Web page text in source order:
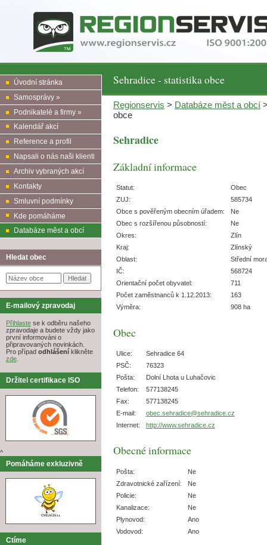
Sehradice - statistika obce
Úvodní stránka
Samosprávy »
Podnikatelé a firmy »
Kalendář akcí
Reference a profil
Napsali o nás naši klienti
Archiv vybraných akcí
Kontakty
Smluvní podmínky
Kde pomáháme
Databáze měst a obcí
Hledat obec
E-mailový zpravodaj
Přihlaste se k odběru našeho
zpravodaje a budete vždy jako
první informováni o
připravovaných novinkách.
Pro případ odhlášení klikněte
zde.
Držitel certifikace ISO
^
Pomáháme exkluzivně
Ctíme
Regionservis > Databáze měst a obcí
obce
Sehradice
Základní informace
Statut:
Obec
ZUJ:
585734
Obce s pověřeným obecním úřadem:
Ne
Obec s rozšířenou působností:
Ne
Okres:
Zlín
Kraj:
Zlínský
Oblast:
Střední
IČ:
568724
Orientační počet obyvatel:
711
Počet zaměstnanců k 1.12.2013:
163
Výměra:
908 ha
Obec
Ulice:
Sehradice 64
PSČ:
76323
Pošta:
Dolní Lhota u Luhačovic
Telefon:
577138245
Fax:
577138245
E-mail:
obec.sehradice@sehradice.cz
Internet:
http://www.sehradice.cz
Obecné informace
Pošta:
Ne
Zdravotnické zařízení:
Ne
Policie:
Ne
Kanalizace:
Ne
Plynovod:
Ano
Vodovod:
Ano